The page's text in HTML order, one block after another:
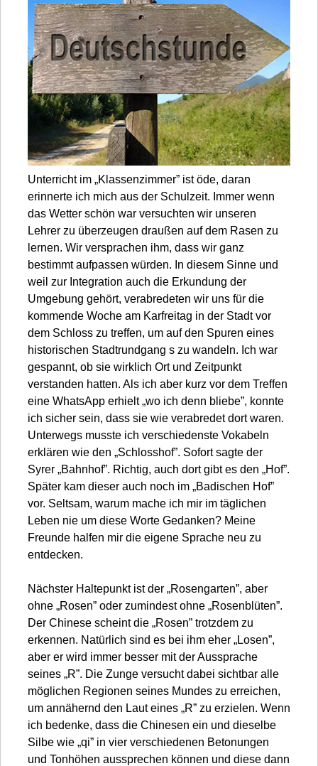
Unterricht im „Klassenzimmer” ist öde, daran
erinnerte ich mich aus der Schulzeit. Immer wenn
das Wetter schön war versuchten wir unseren
Lehrer zu überzeugen draußen auf dem Rasen zu
lernen. Wir versprachen ihm, dass wir ganz
bestimmt aufpassen würden. In diesem Sinne und
weil zur Integration auch die Erkundung der
Umgebung gehört, verabredeten wir uns für die
kommende Woche am Karfreitag in der Stadt vor
dem Schloss zu treffen, um auf den Spuren eines
historischen Stadtrundgang s zu wandeln. Ich war
gespannt, ob sie wirklich Ort und Zeitpunkt
verstanden hatten. Als ich aber kurz vor dem Treffen
eine WhatsApp erhielt „wo ich denn bliebe”, konnte
ich sicher sein, dass sie wie verabredet dort waren.
Unterwegs musste ich verschiedenste Vokabeln
erklären wie den „Schlosshof”. Sofort sagte der
Syrer „Bahnhof”. Richtig, auch dort gibt es den „Hof”.
Später kam dieser auch noch im „Badischen Hof”
vor. Seltsam, warum mache ich mir im täglichen
Leben nie um diese Worte Gedanken? Meine
Freunde halfen mir die eigene Sprache neu zu
entdecken.
Nächster Haltepunkt ist der „Rosengarten”, aber
ohne „Rosen” oder zumindest ohne „Rosenblüten”.
Der Chinese scheint die „Rosen” trotzdem zu
erkennen. Natürlich sind es bei ihm eher „Losen”,
aber er wird immer besser mit der Aussprache
seines „R”. Die Zunge versucht dabei sichtbar alle
möglichen Regionen seines Mundes zu erreichen,
um annähernd den Laut eines „R” zu erzielen. Wenn
ich bedenke, dass die Chinesen ein und dieselbe
Silbe wie „qi” in vier verschiedenen Betonungen
und Tonhöhen aussprechen können und diese dann